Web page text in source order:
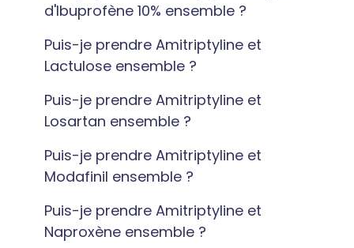
d'Ibuprofène 10% ensemble ?
Puis-je prendre Amitriptyline et
Lactulose ensemble ?
Puis-je prendre Amitriptyline et
Losartan ensemble ?
Puis-je prendre Amitriptyline et
Modafinil ensemble ?
Puis-je prendre Amitriptyline et
Naproxène ensemble ?